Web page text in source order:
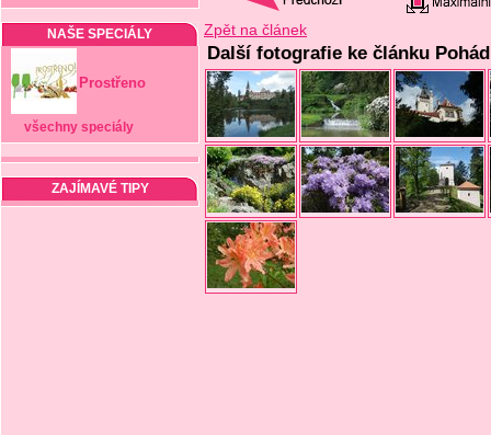
NAŠE SPECIÁLY
Prostřeno
všechny speciály
ZAJÍMAVÉ TIPY
Zpět na článek
Další fotografie ke článku